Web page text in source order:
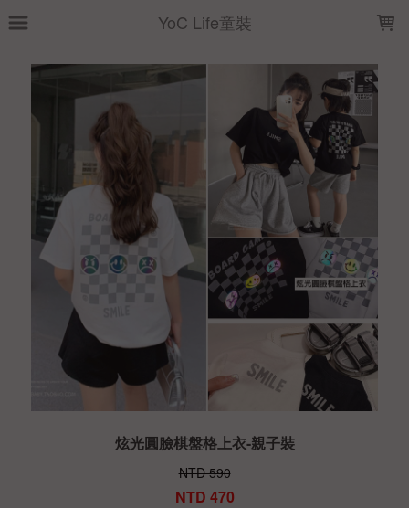
YoC Life童裝
炫光圓臉棋盤格上衣-親子裝
NTD 590
NTD 470